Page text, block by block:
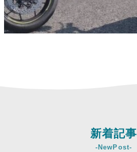
新着記事
-NewPost-